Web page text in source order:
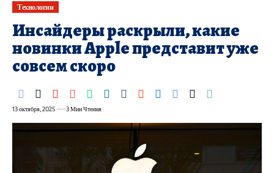
Технологии
Инсайдеры раскрыли, какие
новинки Apple представит уже
совсем скоро
13 октября, 2025 3 Мин Чтения